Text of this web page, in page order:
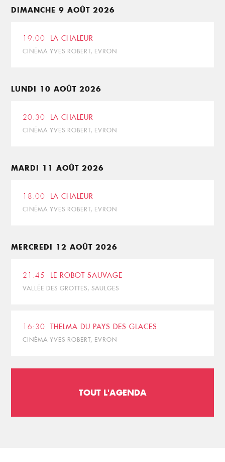
DIMANCHE 9 AOÛT 2026
19:00 LA CHALEUR
CINÉMA YVES ROBERT, EVRON
LUNDI 10 AOÛT 2026
20:30 LA CHALEUR
CINÉMA YVES ROBERT, EVRON
MARDI 11 AOÛT 2026
18:00 LA CHALEUR
CINÉMA YVES ROBERT, EVRON
MERCREDI 12 AOÛT 2026
21:45 LE ROBOT SAUVAGE
VALLÉE DES GROTTES, SAULGES
16:30 THELMA DU PAYS DES GLACES
CINÉMA YVES ROBERT, EVRON
TOUT L'AGENDA